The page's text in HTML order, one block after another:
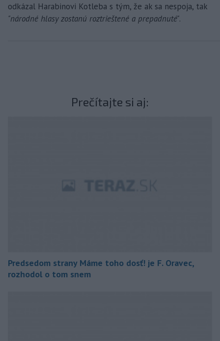
odkázal Harabinovi Kotleba s tým, že ak sa nespoja, tak
"národné hlasy zostanú roztrieštené a prepadnuté".
Prečítajte si aj:
Predsedom strany Máme toho dosť! je F. Oravec,
rozhodol o tom snem